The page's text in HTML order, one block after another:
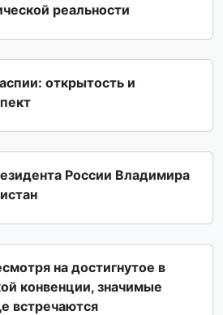
реальности
открытость и
России Владимира
на достигнутое в
конвенции, значимые
встречаются